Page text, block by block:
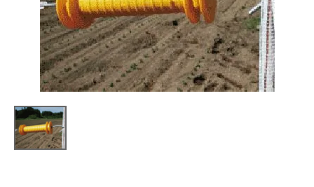
電気柵
トレイルカメラ （セン
サーカメラ）
屋外防犯・監視カメ
ラ（SDカード録画）
箱わな（アライグマ・ハ
クビシン・ネズミ等）
防獣・防鳥ネット